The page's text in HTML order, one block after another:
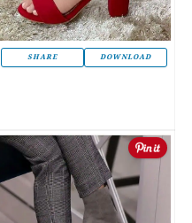
SHARE DOWNLOAD